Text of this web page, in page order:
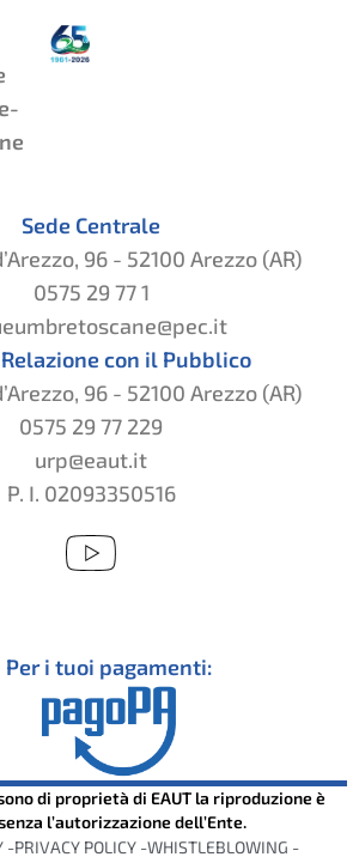
Sede Centrale
96 - 52100 Arezzo (AR)
0575 29 77 1
con il Pubblico
96 - 52100 Arezzo (AR)
0575 29 77 229
urp@eaut.it
P. I. 02093350516
Per i tuoi pagamenti:
di proprietà di EAUT la riproduzione è
l’autorizzazione dell’Ente.
-PRIVACY POLICY -WHISTLEBLOWING -